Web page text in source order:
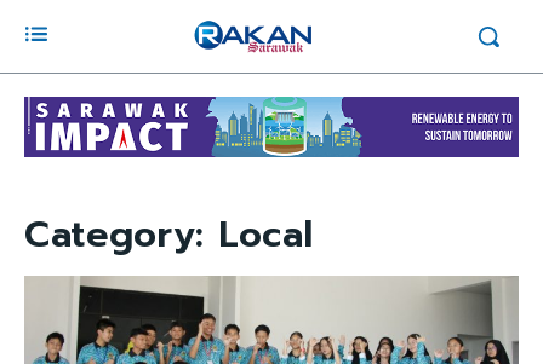
Category: Local